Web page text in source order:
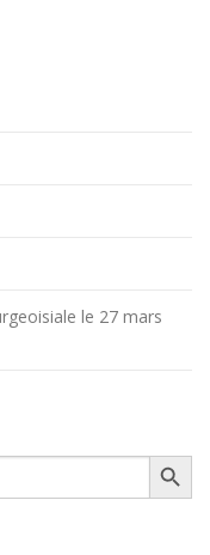
le 27 mars
Search Button